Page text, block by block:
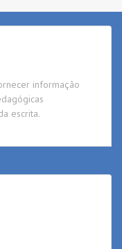
informação
escrita.